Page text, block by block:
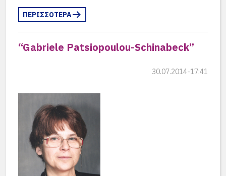
Herbert Koschel – wikipedia…
ΠΕΡΙΣΣΟΤΕΡΑ
“Gabriele Patsiopoulou-Schinabeck”
30.07.2014-17:41